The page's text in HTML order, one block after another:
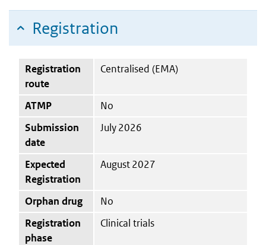
Registration
Registration
route
Centralised (EMA)
ATMP
No
Submission
date
July 2026
Expected
Registration
August 2027
Orphan drug
No
Registration
phase
Clinical trials